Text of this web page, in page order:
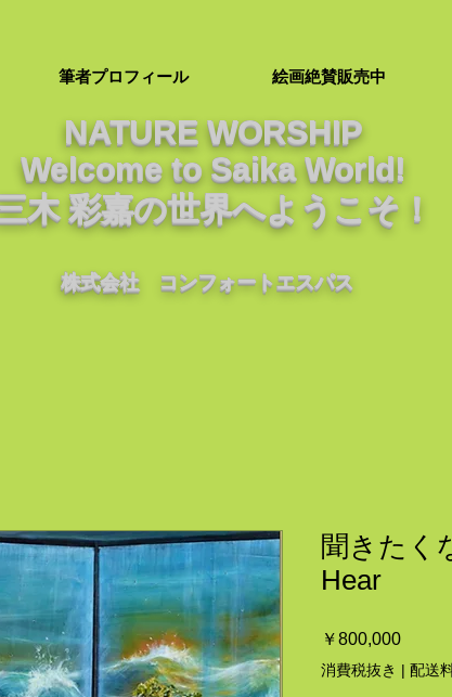
筆者プロフィール 絵画絶賛販売中
NATURE WORSHIP
Welcome to Saika World!
木 彩嘉の世界へようこそ！
株式会社 コンフォートエスパス
聞きたく
Hear
￥800,000価
格
消費税抜き | 配送